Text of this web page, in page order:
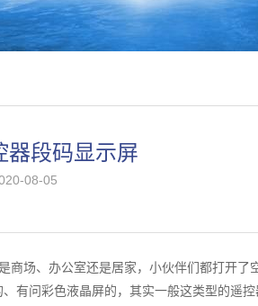
器段码显示屏
08-05
商场、办公室还是居家，小伙伴们都打开了
有问彩色液晶屏的，其实一般这类型的遥